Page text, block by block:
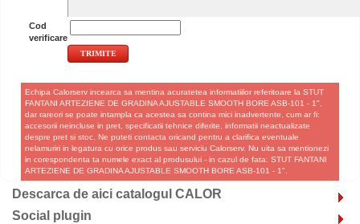
Cod
verificare
Echipa Calorserv incearca sa mentina acuratetea informatiilor referitoare la STUT
FANTANI ARTEZIENE DE GRADINA AJUSTABLE SMOOTH BORE ASB-101 - 1",
dar rareori se poate intampla ca acestea sa contina mici inadvertente, cum ar fi:
accesorii neincluse in pret, specificatii tehnice diferite, informatii neactualizate
despre pret si stoc. Ne puteti contacta oricand pentru a clarifica eventuale
nelamuriri in legatura cu orice produs sau serviciu Calorserv. Nu uita sa mentionezi
in corespondenta ta numele exact al produsului - in cazul de fata: STUT FANTANI
ARTEZIENE DE GRADINA AJUSTABLE SMOOTH BORE ASB-101 - 1".
Descarca de aici catalogul CALOR
Social plugin